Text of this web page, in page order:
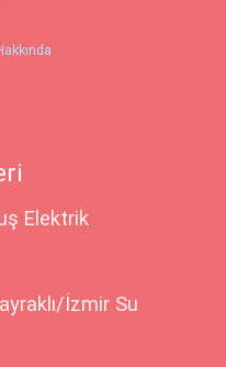
Elektrik
İzmir Su